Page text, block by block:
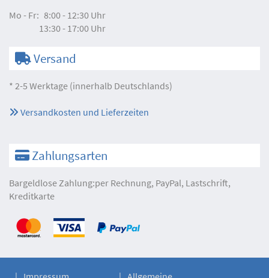
Mo - Fr: 8:00 - 12:30 Uhr
13:30 - 17:00 Uhr
Versand
* 2-5 Werktage (innerhalb Deutschlands)
Versandkosten und Lieferzeiten
Zahlungsarten
Bargeldlose Zahlung:per Rechnung, PayPal, Lastschrift,
Kreditkarte